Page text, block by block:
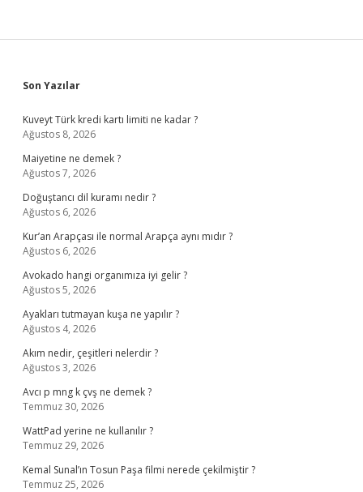
Sidebar
Son Yazılar
Kuveyt Türk kredi kartı limiti ne kadar ?
Ağustos 8, 2026
Maiyetine ne demek ?
Ağustos 7, 2026
Doğuştancı dil kuramı nedir ?
Ağustos 6, 2026
Kur’an Arapçası ile normal Arapça aynı mıdır ?
Ağustos 6, 2026
Avokado hangi organımıza iyi gelir ?
Ağustos 5, 2026
Ayakları tutmayan kuşa ne yapılır ?
Ağustos 4, 2026
Akım nedir, çeşitleri nelerdir ?
Ağustos 3, 2026
Avcı p mng k çvş ne demek ?
Temmuz 30, 2026
WattPad yerine ne kullanılır ?
Temmuz 29, 2026
Kemal Sunal’ın Tosun Paşa filmi nerede çekilmiştir ?
Temmuz 25, 2026